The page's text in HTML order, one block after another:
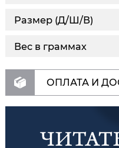
Размер (Д/Ш/В)
Вес в граммах
ОПЛАТА И